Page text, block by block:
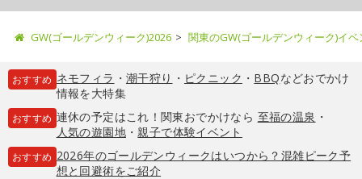
GW(ゴールデンウィーク)2026 関東のGW(ゴールデンウィーク)イ
おすすめ ネモフィラ ・ 潮干狩り ・ ピクニック ・ BBQなどおでかけ
情報を大特集
おすすめ 連休の予定はこれ！関東おでかけなら 至福の温泉 ・
人気の遊園地・親子で体験イベント
おすすめ 2026年のゴールデンウィークはいつから？混雑ピーク予
想と回避術をご紹介